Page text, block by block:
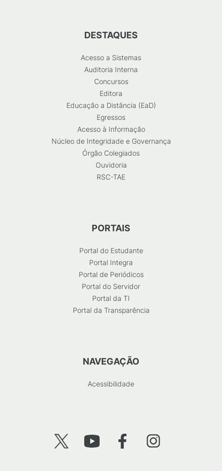
DESTAQUES
Acesso a Sistemas
Auditoria Interna
Concursos
Editora
Educação a Distância (EaD)
Egressos
Acesso à Informação
Núcleo de Integridade e Governança
Órgão Colegiados
Ouvidoria
RSC-TAE
PORTAIS
Portal do Estudante
Portal Integra
Portal de Periódicos
Portal do Servidor
Portal da TI
Portal da Transparência
NAVEGAÇÃO
Acessibilidade